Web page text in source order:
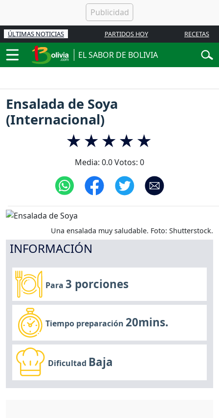
ÚLTIMAS NOTICIAS PARTIDOS HOY RECETAS
EL SABOR DE BOLIVIA
Ensalada de Soya
(Internacional)
Media: 0.0Votos: 0
Una ensalada muy saludable. Foto: Shutterstock.
INFORMACIÓN
Para3 porciones
Tiempo preparación 20mins.
Dificultad Baja